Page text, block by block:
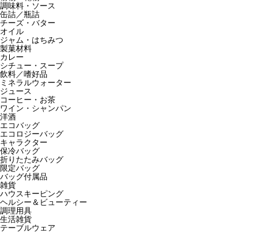
調味料・ソース
缶詰／瓶詰
チーズ・バター
オイル
ジャム・はちみつ
製菓材料
カレー
シチュー・スープ
飲料／嗜好品
ミネラルウォーター
ジュース
コーヒー・お茶
ワイン・シャンパン
洋酒
エコバッグ
エコロジーバッグ
キャラクター
保冷バッグ
折りたたみバッグ
限定バッグ
バッグ付属品
雑貨
ハウスキーピング
ヘルシー＆ビューティー
調理用具
生活雑貨
テーブルウェア